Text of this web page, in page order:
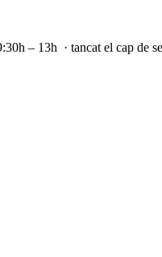
– 13h · tancat el cap de